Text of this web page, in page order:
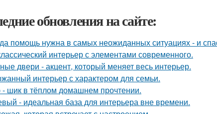
обновления на сайте:
помощь нужна в самых неожиданных ситуациях - и
интерьер с элементами современного.
двери - акцент, который меняет весь интерьер.
интерьер с характером для семьи.
- шик в тёплом домашнем прочтении.
- идеальная база для интерьера вне времени.